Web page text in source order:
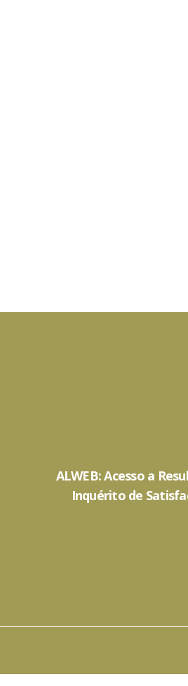
ALWEB: Acesso a
Inquérito de